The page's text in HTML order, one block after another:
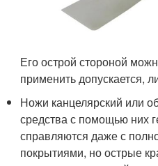
Его острой стороной
применить допускается,
Ножи канцелярский или
средства с помощью них
справляются даже с
покрытиями, но острые